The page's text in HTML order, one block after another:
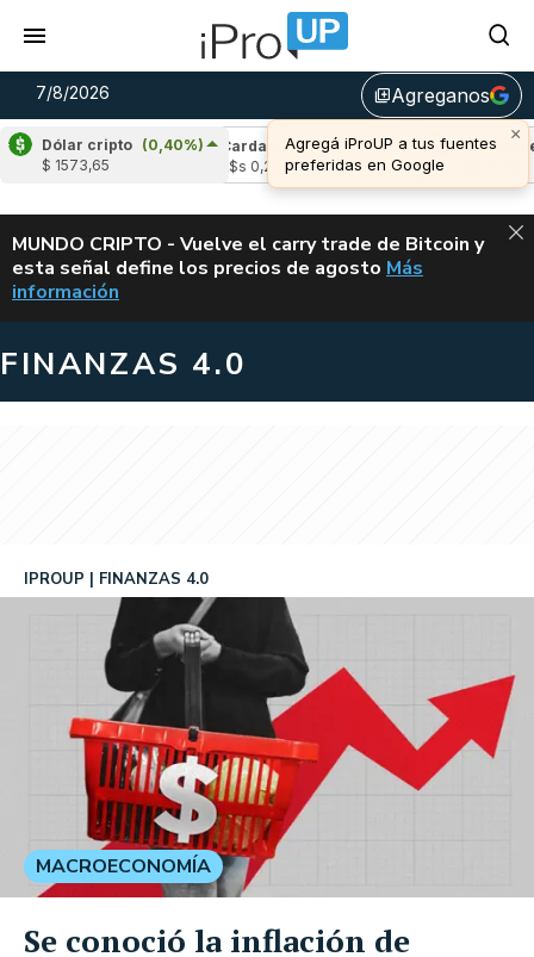
7/8/2026 library_addAgreganos
×
Agregá iProUP a tus fuentes
preferidas en Google
Dólar cripto (0,40%)
$ 1573,65
2,58%) Cardano (5,62%)
u$s 0,20
Avalanche
(-
u$s 6,40
ALERTA
MUNDO CRIPTO - Vuelve el carry trade de Bitcoin y
esta señal define los precios de agosto VUELVE EL
Más
información
FINANZAS 4.0
IPROUP FINANZAS 4.0
MACROECONOMÍA
Se conoció la inflación de